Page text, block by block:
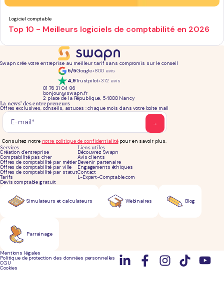
Logiciel comptable
Top 10 - Meilleurs logiciels de comptabilité en 2026
Swapn crée votre entreprise au meilleur tarif sans compromis sur le conseil
5/5Google+800 avis
4,9Trustpilot+372 avis
01 76 31 04 86
bonjour@swapn.fr
2 place de la République, 54000 Nancy
Services
Création d'entreprise
Comptabilité pas cher
Offres de comptabilité par métier
Offres de comptabilité par ville
Offres de comptabilité par statut
Tarifs
Devis comptable gratuit
Liens utiles
Découvrez Swapn
Avis clients
Devenir partenaire
Engagements éthiques
Contact
L-Expert-Comptable.com
La news' des entrepreneurs
Offres exclusives, conseils, astuces : chaque mois dans votre boite mail
Consultez notre notre politique de confidentialitépour en savoir plus.
Simulateurs et calculateurs Blog
Parrainage
Webinaires
Mentions légales
Politique de protection des données personnelles
CGU
Cookies